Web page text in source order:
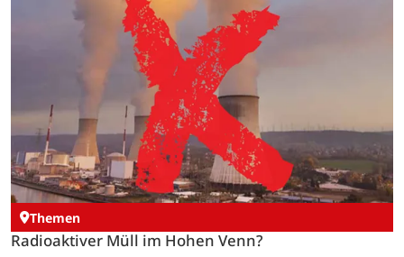
Themen
Radioaktiver Müll im Hohen Venn?